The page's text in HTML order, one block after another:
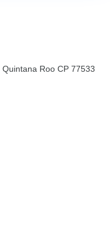
Quintana Roo CP 77533